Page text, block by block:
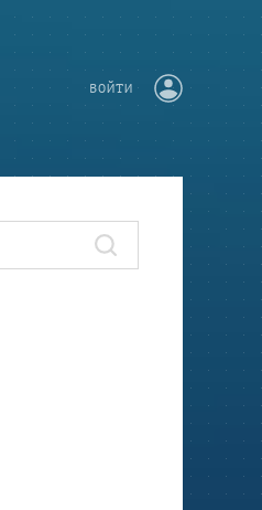
ВОЙТИ